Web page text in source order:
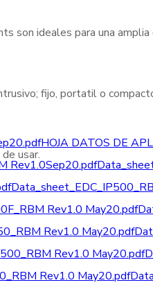
son ideales para una
fijo, portatil o
usar.
HOJA DATOS DE
Rev1.0Sep20.pdf
Rev1.0 May20.pdf
Rev1.0 May20.pdf
Rev1.0 May20.pdf
Rev1.0 May20.pdf